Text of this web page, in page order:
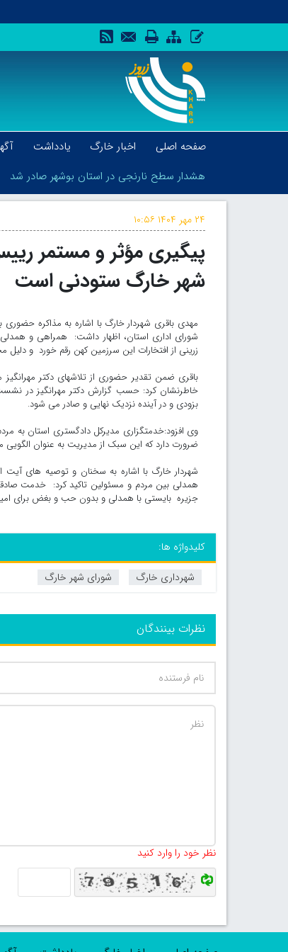
صفحه اصلی اخبار خارگ یادداشت
هشدار سطح نارنجی در استان بوشهر صادر شد
هشدار سطح نارنجی در استان بوشهر صادر شد
۲۴ مهر ۱۴۰۴ ۱۰:۵۶
پیگیری مؤثر و مستمر
شهر خارگ ستودنی است
مهدی باقری شهردار خارگ با اشاره به مذاکره
زرینی از افتخارات این سرزمین کهن رقم خورد و
باقری ضمن تقدیر حضوری از تلاشهای دکتر
خاطرنشان کرد: حسب گزارش دکتر مهرانگیز در
بزودی و در آینده نزدیک نهایی و صادر می شود.
وی افزود:خدمتگزاری مدیرکل دادگستری استان به
ضرورت دارد که این سبک از مدیریت به عنوان
شهردار خارگ با اشاره به سخنان و توصیه های آیت
همدلی بین مردم و مسئولین تاکید کرد: خدمت
جزیره بایستی با همدلی و بدون حب و بغض برای
کلیدواژه ها:
شهرداری خارگ
شورای شهر خارگ
نظرات بینندگان
نظر خود را وارد کنید